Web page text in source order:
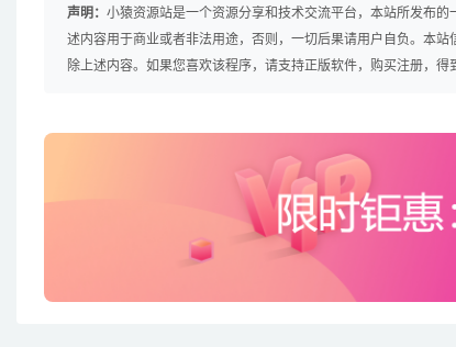
声明： 小猿资源站是一个资源分享和技术交流平台，本站所发布
述内容用于商业或者非法用途，否则，一切后果请用户自负。本
除上述内容。如果您喜欢该程序，请支持正版软件，购买注册，